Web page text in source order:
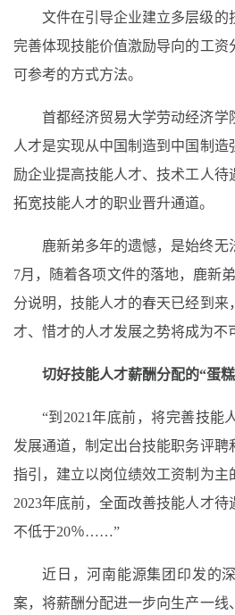
文件在引导企业建立多层级的
完善体现技能价值激励导向的工资
可参考的方式方法。
首都经济贸易大学劳动经济学
人才是实现从中国制造到中国制
励企业提高技能人才、技术工人待
拓宽技能人才的职业晋升通道。
鹿新弟多年的遗憾，是始终无
7月，随着各项文件的落地，鹿新
分说明，技能人才的春天已经到来
才、惜才的人才发展之势将成为不
切好技能人才薪酬分配的“蛋
“到2021年底前，将完善技能
发展通道，制定出台技能职务评聘
指引，建立以岗位绩效工资制为主
2023年底前，全面改善技能人才
不低于20％……”
近日，河南能源集团印发的
案，将薪酬分配进一步向生产一线